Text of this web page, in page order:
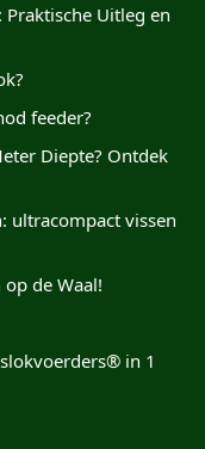
Uitleg en
feeder?
Diepte? Ontdek
ultracompact vissen
de Waal!
in 1